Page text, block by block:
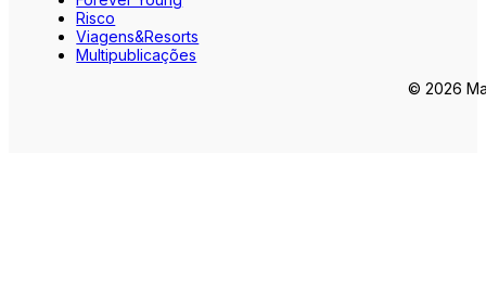
Risco
Viagens&Resorts
Multipublicações
© 2026